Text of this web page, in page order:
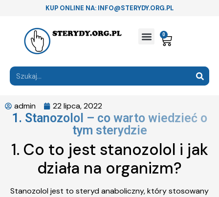
KUP ONLINE NA: INFO@STERYDY.ORG.PL
0
admin 22 lipca, 2022
1. Stanozolol – co warto wiedzieć o
tym sterydzie
1. Co to jest stanozolol i jak
działa na organizm?
Stanozolol jest to steryd anaboliczny, który stosowany